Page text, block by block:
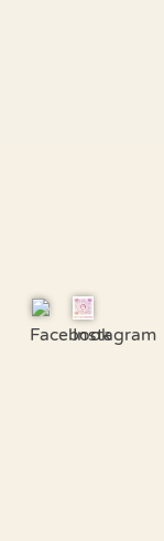
FacebookInstagram